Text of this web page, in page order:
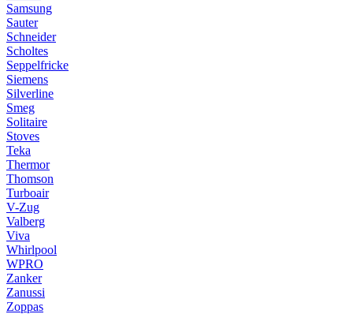
Samsung
Sauter
Schneider
Scholtes
Seppelfricke
Siemens
Silverline
Smeg
Solitaire
Stoves
Teka
Thermor
Thomson
Turboair
V-Zug
Valberg
Viva
Whirlpool
WPRO
Zanker
Zanussi
Zoppas